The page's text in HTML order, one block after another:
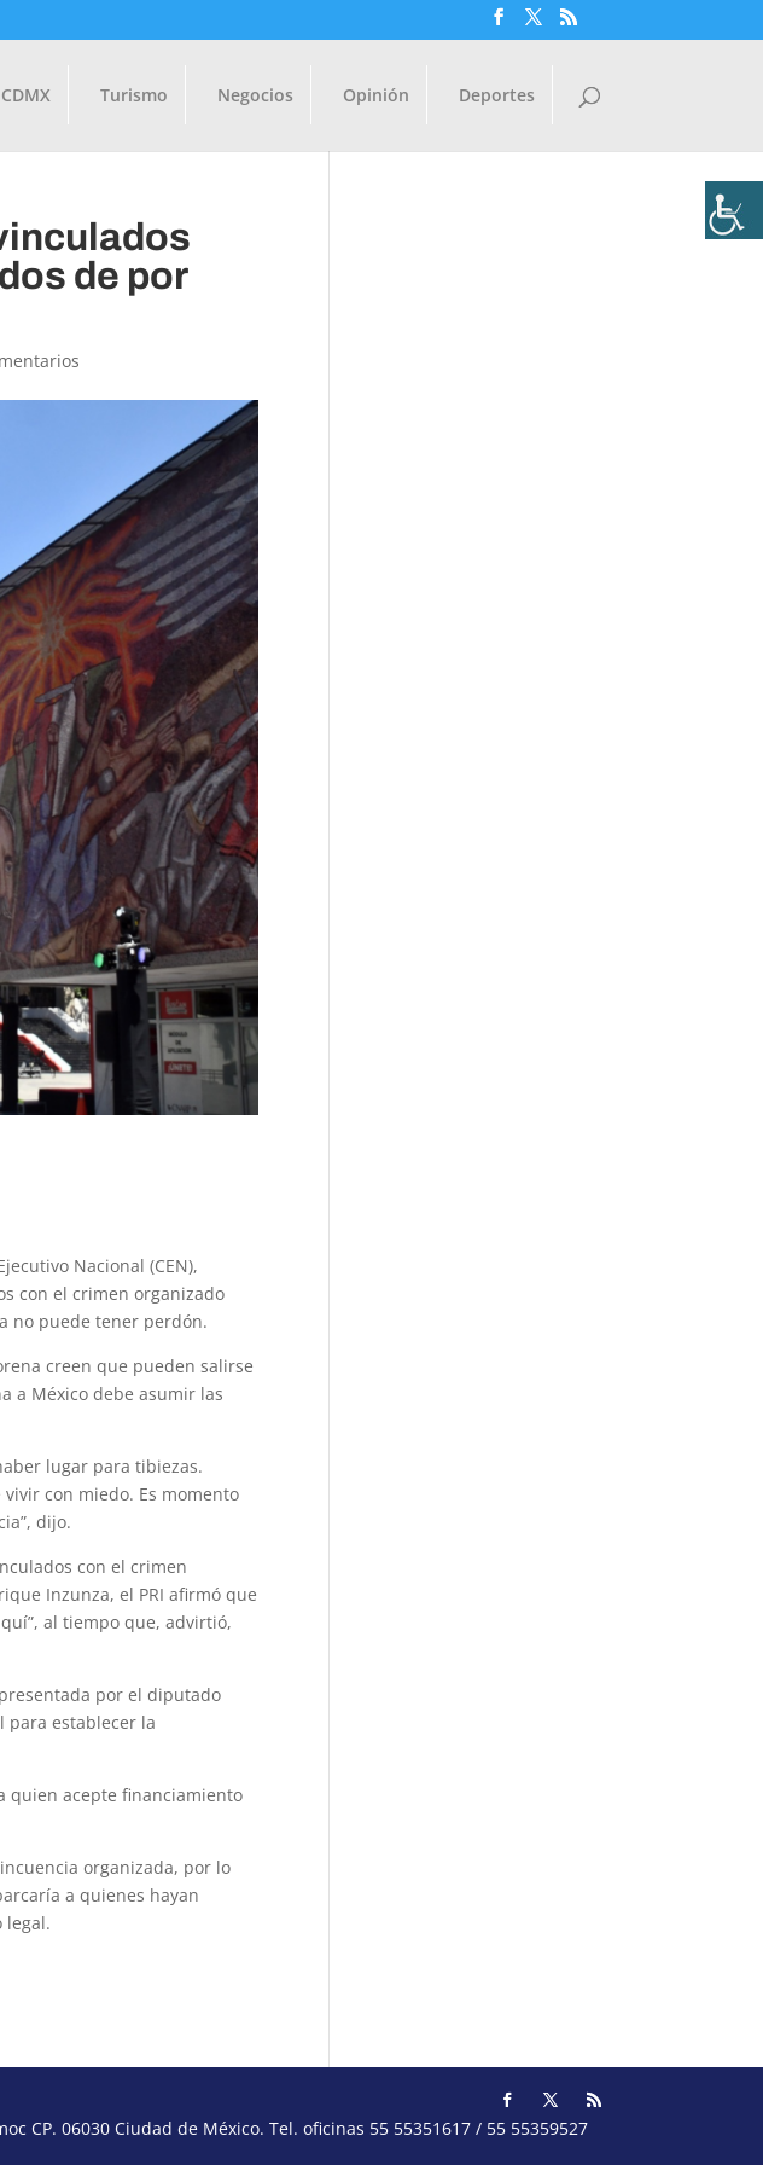
CDMX Turismo Negocios Opinión Deportes
de por
Nacional (CEN),
con el crimen organizado
no puede tener perdón.
creen que pueden salirse
a México debe asumir las
lugar para tibiezas.
con miedo. Es momento
dijo.
con el crimen
Inzunza, el PRI afirmó que
al tiempo que, advirtió,
por el diputado
para establecer la
quien acepte financiamiento
organizada, por lo
a quienes hayan
legal.
CP. 06030 Ciudad de México. Tel. oficinas 55 55351617 / 55 55359527